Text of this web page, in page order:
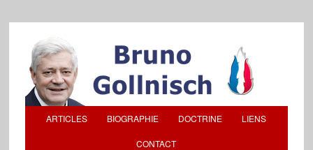
ARTICLES BIOGRAPHIE DOCTRINE LIENS
CONTACT